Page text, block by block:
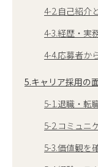
4-2.自己紹介
4-3.経歴・実
4-4.応募者か
5.キャリア採用の
5-1.退職・転
5-2.コミュニ
5-3.価値観を